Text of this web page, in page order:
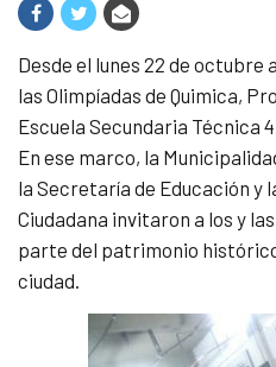
Desde el lunes 22 de octubre
las Olimpíadas de Quimica,
Escuela Secundaria Técnica
En ese marco, la
la Secretaría de Educación y
Ciudadana invitaron a los y
parte del patrimonio
ciudad.